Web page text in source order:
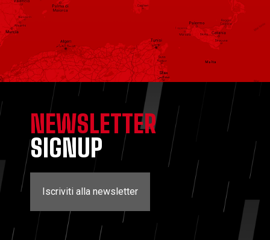
NEWSLETTER
SIGNUP
Iscriviti alla newsletter